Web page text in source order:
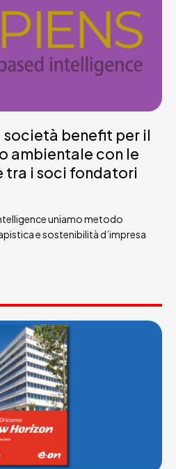
società benefit per il
ambientale con le
tra i soci fondatori
uniamo metodo
e sostenibilità d’impresa